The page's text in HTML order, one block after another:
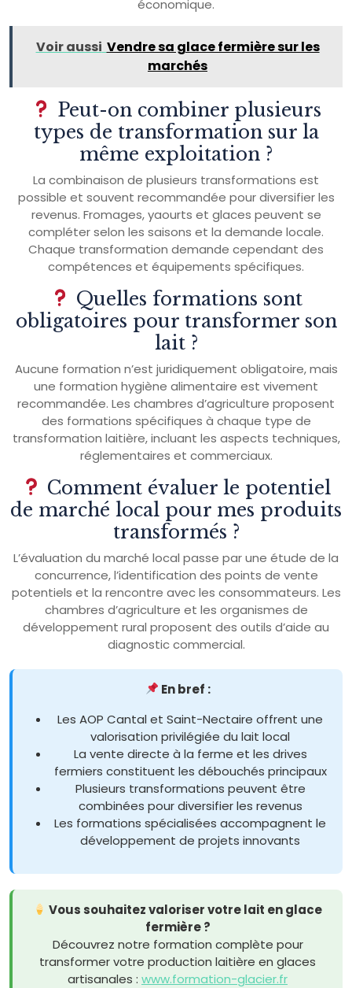
économique.
Voir aussi Vendre sa glace fermière sur les
marchés
Peut-on combiner plusieurs
types de transformation sur la
même exploitation ?
La combinaison de plusieurs transformations est
possible et souvent recommandée pour diversifier les
revenus. Fromages, yaourts et glaces peuvent se
compléter selon les saisons et la demande locale.
Chaque transformation demande cependant des
compétences et équipements spécifiques.
Quelles formations sont
obligatoires pour transformer son
lait ?
Aucune formation n’est juridiquement obligatoire, mais
une formation hygiène alimentaire est vivement
recommandée. Les chambres d’agriculture proposent
des formations spécifiques à chaque type de
transformation laitière, incluant les aspects techniques,
réglementaires et commerciaux.
Comment évaluer le potentiel
de marché local pour mes produits
transformés ?
L’évaluation du marché local passe par une étude de la
concurrence, l’identification des points de vente
potentiels et la rencontre avec les consommateurs. Les
chambres d’agriculture et les organismes de
développement rural proposent des outils d’aide au
diagnostic commercial.
En bref :
Les AOP Cantal et Saint-Nectaire offrent une
valorisation privilégiée du lait local
La vente directe à la ferme et les drives
fermiers constituent les débouchés principaux
Plusieurs transformations peuvent être
combinées pour diversifier les revenus
Les formations spécialisées accompagnent le
développement de projets innovants
Vous souhaitez valoriser votre lait en glace
fermière ?
Découvrez notre formation complète pour
transformer votre production laitière en glaces
artisanales : www.formation-glacier.fr